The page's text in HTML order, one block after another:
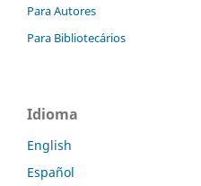
Para Autores
Para Bibliotecários
Idioma
English
Español